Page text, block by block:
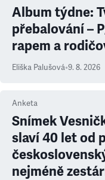
Album týdne:
přebalování –
rapem a
Eliška Palušová•9. 8. 2026
Anketa
Snímek
slaví 40 let od
nejméně